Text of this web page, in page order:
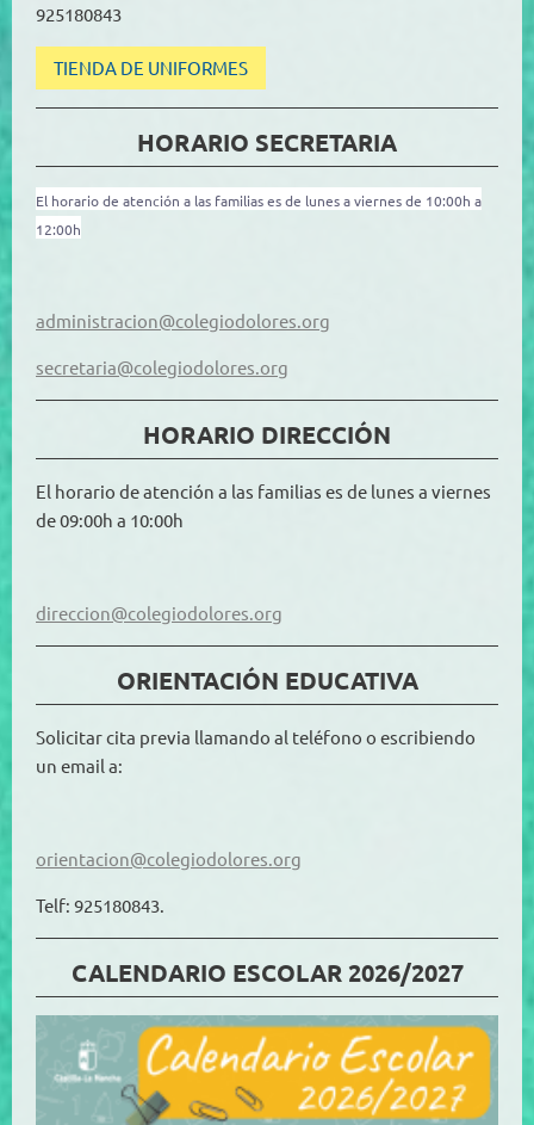
925180843
TIENDA DE UNIFORMES
HORARIO SECRETARIA
El horario de atención a las familias es de lunes a viernes de 10:00h a
12:00h
administracion@colegiodolores.org
secretaria@colegiodolores.org
HORARIO DIRECCIÓN
El horario de atención a las familias es de lunes a viernes
de 09:00h a 10:00h
direccion@colegiodolores.org
ORIENTACIÓN EDUCATIVA
Solicitar cita previa llamando al teléfono o escribiendo
un email a:
orientacion@colegiodolores.org
Telf: 925180843.
CALENDARIO ESCOLAR 2026/2027